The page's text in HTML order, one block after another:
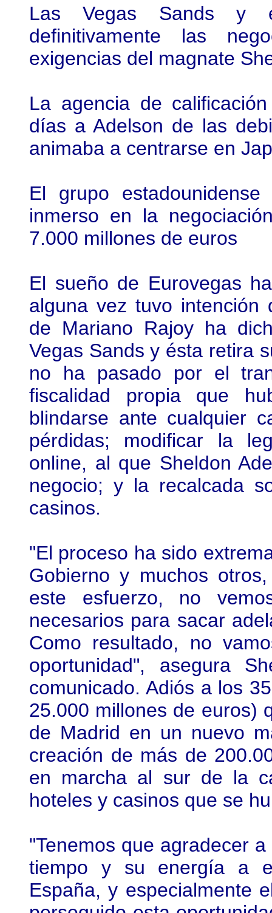
Las Vegas Sands y
definitivamente las
exigencias del magnate
La agencia de
días a Adelson de las
animaba a centrarse en
El grupo
inmerso en la
7.000 millones de euros
El sueño de Eurovegas
alguna vez tuvo intención
de Mariano Rajoy ha
Vegas Sands y ésta retira
no ha pasado por el
fiscalidad propia que
blindarse ante cualquier
pérdidas; modificar la
online, al que Sheldon
negocio; y la recalcada
casinos.
"El proceso ha sido
Gobierno y muchos
este esfuerzo, no
necesarios para sacar
Como resultado, no
oportunidad", asegura
comunicado. Adiós a los
25.000 millones de euros)
de Madrid en un nuevo
creación de más de
en marcha al sur de la
hoteles y casinos que se
"Tenemos que agradecer
tiempo y su energía a
España, y especialmente